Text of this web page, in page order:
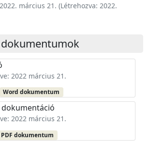
2022. március 21. (Létrehozva: 2022.
2022 március 21.
Word dokumentum
2022 március 21.
PDF dokumentum